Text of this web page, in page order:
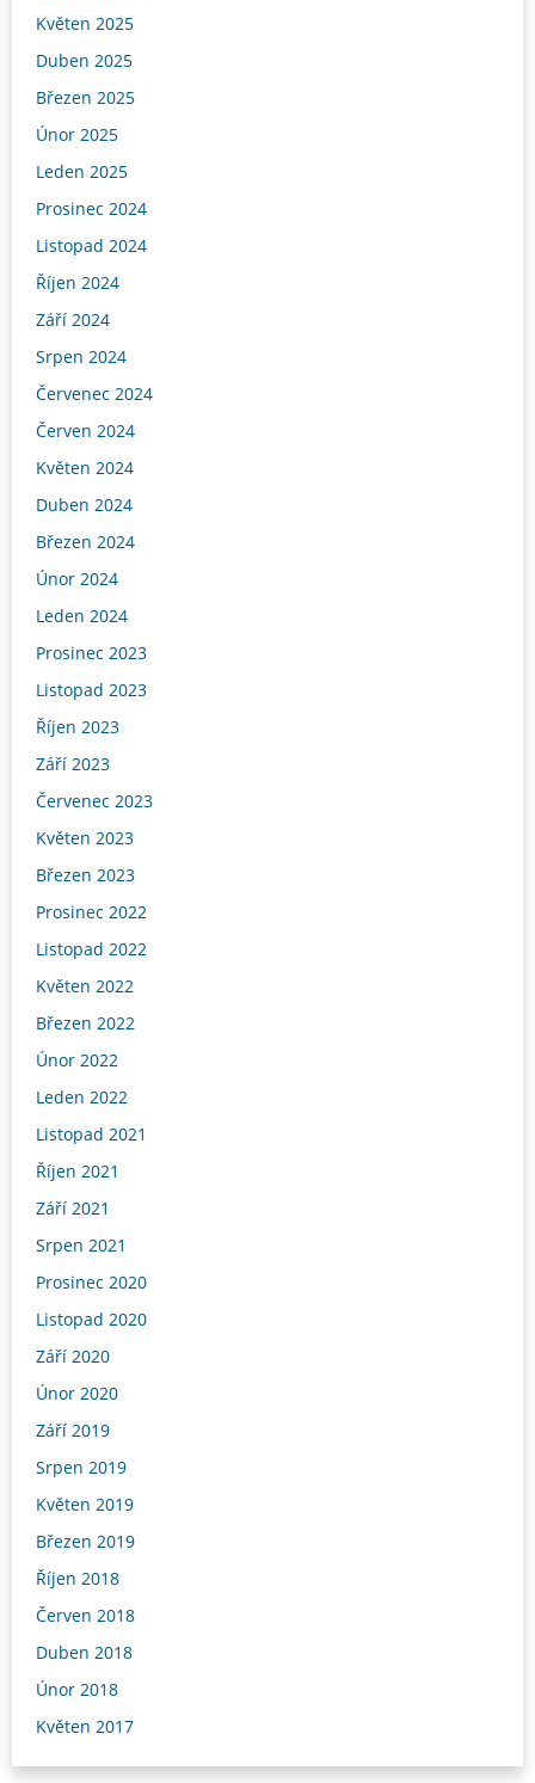
Květen 2025
Duben 2025
Březen 2025
Únor 2025
Leden 2025
Prosinec 2024
Listopad 2024
Říjen 2024
Září 2024
Srpen 2024
Červenec 2024
Červen 2024
Květen 2024
Duben 2024
Březen 2024
Únor 2024
Leden 2024
Prosinec 2023
Listopad 2023
Říjen 2023
Září 2023
Červenec 2023
Květen 2023
Březen 2023
Prosinec 2022
Listopad 2022
Květen 2022
Březen 2022
Únor 2022
Leden 2022
Listopad 2021
Říjen 2021
Září 2021
Srpen 2021
Prosinec 2020
Listopad 2020
Září 2020
Únor 2020
Září 2019
Srpen 2019
Květen 2019
Březen 2019
Říjen 2018
Červen 2018
Duben 2018
Únor 2018
Květen 2017